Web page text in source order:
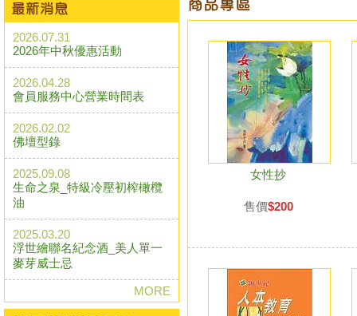
2026.07.31
2026年中秋優惠活動
2026.04.28
會員服務中心營業時間表
2026.02.02
佛壇型錄
2025.09.08
生命之泉_特級冷壓初榨橄欖
油
2025.03.20
浮世繪聯名紀念酒_美人單一
麥芽威士忌
MORE
女性抄
售價$200